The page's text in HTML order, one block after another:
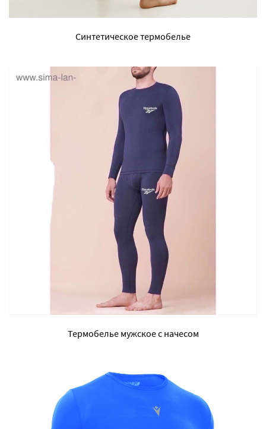
Синтетическое термобелье
Термобелье мужское с начесом